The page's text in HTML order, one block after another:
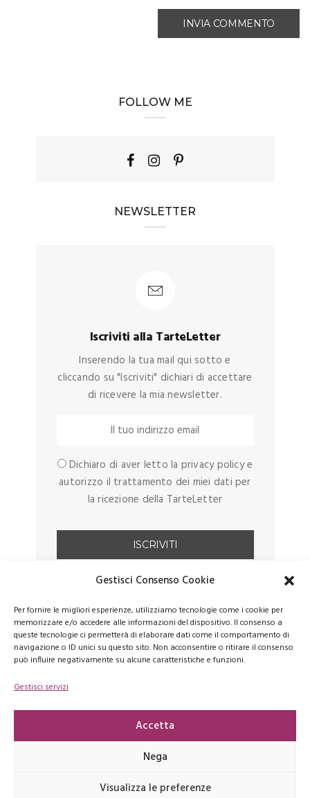
Gestisci Consenso Cookie
Per fornire le migliori esperienze, utilizziamo tecnologie come i cookie per
memorizzare e/o accedere alle informazioni del dispositivo. Il consenso a
queste tecnologie ci permetterà di elaborare dati come il comportamento di
navigazione o ID unici su questo sito. Non acconsentire o ritirare il consenso
può influire negativamente su alcune caratteristiche e funzioni.
Gestisci servizi
Accetta
Nega
Visualizza le preferenze
FOLLOW ME
NEWSLETTER
Iscriviti alla TarteLetter
Inserendo la tua mail qui sotto e
cliccando su "Iscriviti" dichiari di accettare
di ricevere la mia newsletter.
Dichiaro di aver letto la privacy policy e
autorizzo il trattamento dei miei dati per
la ricezione della TarteLetter
INSTAGRAM
Copyrights © 2026 latartemaison.it - E' vietata la riproduzione, anche